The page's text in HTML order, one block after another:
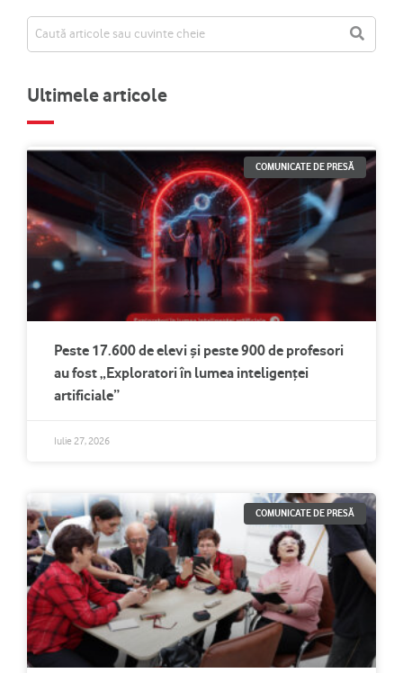
Ultimele articole
COMUNICATE DE PRESĂ
Peste 17.600 de elevi și peste 900 de profesori
au fost „Exploratori în lumea inteligenței
artificiale”
Iulie 27, 2026
COMUNICATE DE PRESĂ